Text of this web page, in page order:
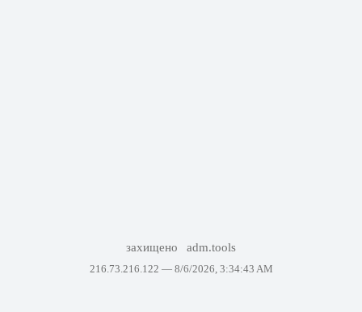
захищено adm.tools
216.73.216.122 — 8/6/2026, 3:34:43 AM